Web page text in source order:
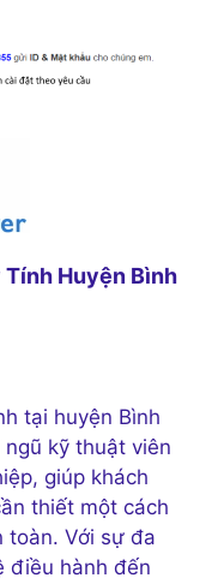
Tính Huyện Bình
tại huyện Bình
kỹ thuật viên
giúp khách
thiết một cách
toàn. Với sự đa
điều hành đến